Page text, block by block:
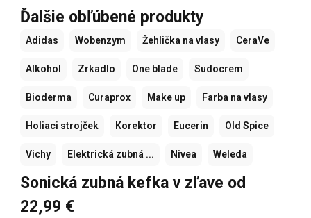
Ďalšie obľúbené produkty
Adidas Wobenzym Žehlička na vlasy CeraVe
Alkohol Zrkadlo One blade Sudocrem
Bioderma Curaprox Make up Farba na vlasy
Holiaci strojček Korektor Eucerin Old Spice
Vichy Elektrická zubná ... Nivea Weleda
Sonická zubná kefka v zľave od
22,99 €